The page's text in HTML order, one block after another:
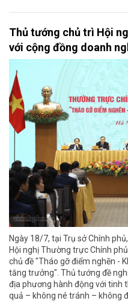
Thủ tướng chủ trì Hội
với cộng đồng doanh
Ngày 18/7, tại Trụ sở Chính
Hội nghị Thường trực Chính
chủ đề "Tháo gỡ điểm nghẽn -
tăng trưởng". Thủ tướng đề
địa phương hành động với tinh
quả – không né tránh – không